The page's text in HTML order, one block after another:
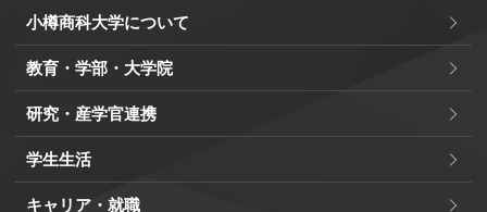
小樽商科大学について
教育・学部・大学院
研究・産学官連携
学生生活
キャリア・就職